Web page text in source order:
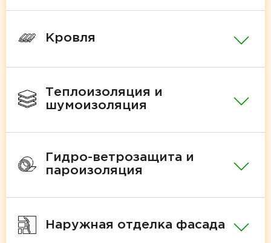
Кровля
Теплоизоляция и
шумоизоляция
Гидро-ветрозащита и
пароизоляция
Наружная отделка фасада